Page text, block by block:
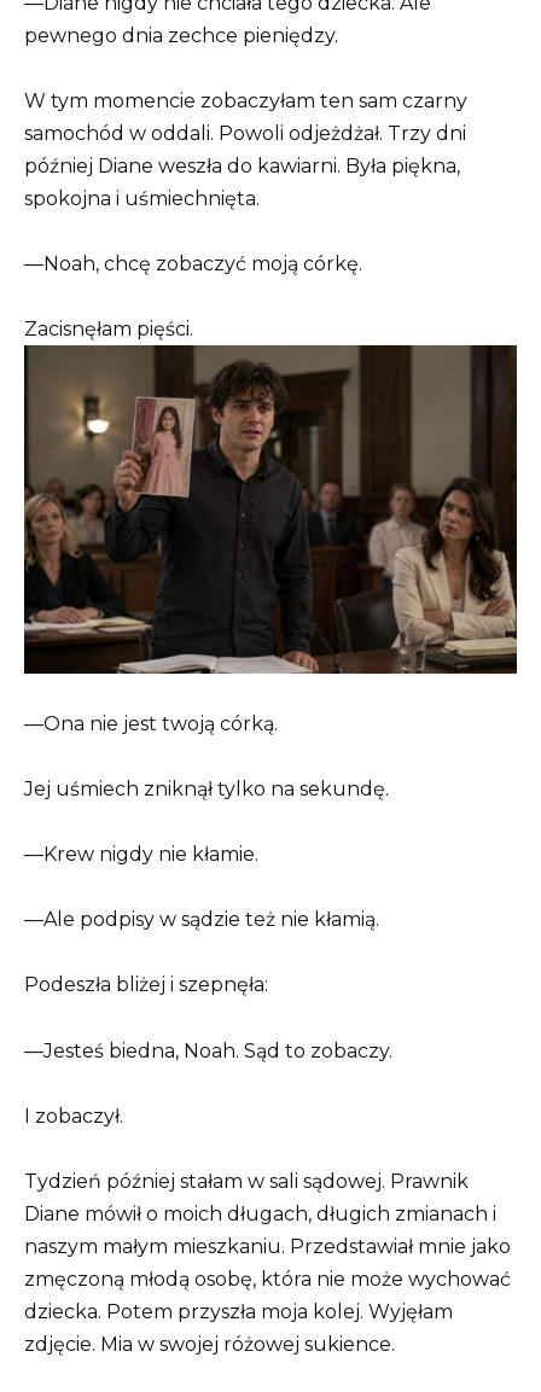
pewnego dnia zechce pieniędzy.
W tym momencie zobaczyłam ten sam czarny
samochód w oddali. Powoli odjeżdżał. Trzy dni
później Diane weszła do kawiarni. Była piękna,
spokojna i uśmiechnięta.
—Noah, chcę zobaczyć moją córkę.
Zacisnęłam pięści.
—Ona nie jest twoją córką.
Jej uśmiech zniknął tylko na sekundę.
—Krew nigdy nie kłamie.
—Ale podpisy w sądzie też nie kłamią.
Podeszła bliżej i szepnęła:
—Jesteś biedna, Noah. Sąd to zobaczy.
I zobaczył.
Tydzień później stałam w sali sądowej. Prawnik
Diane mówił o moich długach, długich zmianach i
naszym małym mieszkaniu. Przedstawiał mnie jako
zmęczoną młodą osobę, która nie może wychować
dziecka. Potem przyszła moja kolej. Wyjęłam
zdjęcie. Mia w swojej różowej sukience.